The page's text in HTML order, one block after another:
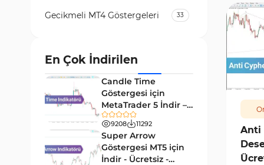
144
Anti
Gecikmeli MT4 Göstergeleri 33
Kripto MT4 Göstergeleri
Vadeli İşlem Piyasası MT4
Göstergeleri
Emtia Piyasası MT4
Göstergeleri
MetaTrader 4 için Volume
Profile Göstergeleri
2
En Çok İndirilen
Candle Time
Göstergesi için
MetaTrader 5 İndir –
[TradingFinder]
9208 11292
Super Arrow
Göstergesi MT5 için
İndir - Ücretsiz -